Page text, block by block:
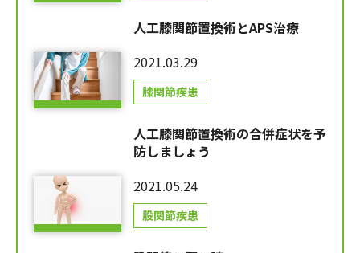
人工膝関節置換術とAPS治療
2021.03.29
膝関節疾患
人工膝関節置換術の合併症状を予
防しましょう
2021.05.24
股関節疾患